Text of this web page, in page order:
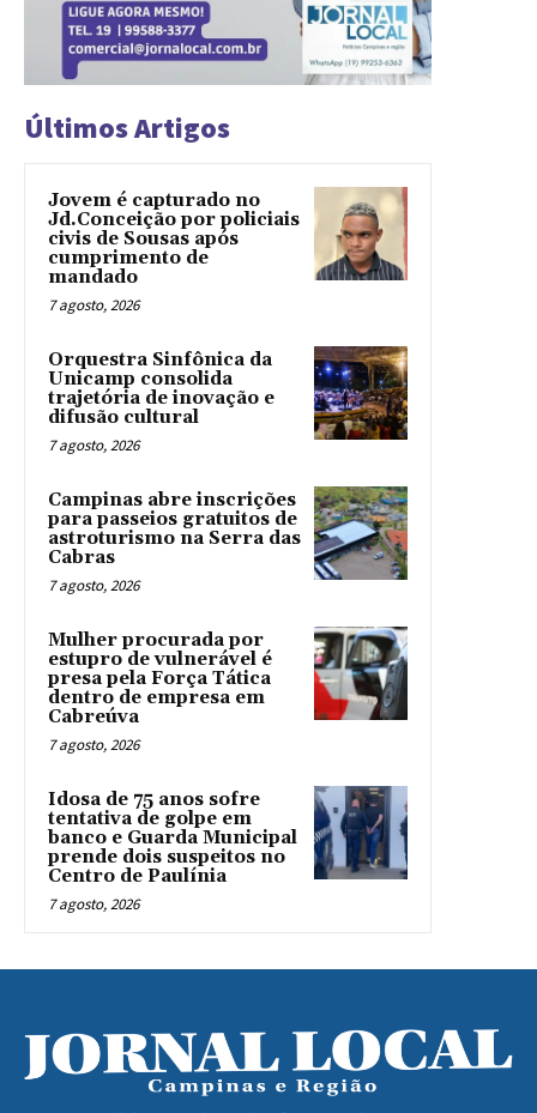
Últimos Artigos
Jovem é capturado no
Jd.Conceição por policiais
civis de Sousas após
cumprimento de
mandado
7 agosto, 2026
Orquestra Sinfônica da
Unicamp consolida
trajetória de inovação e
difusão cultural
7 agosto, 2026
Campinas abre inscrições
para passeios gratuitos de
astroturismo na Serra das
Cabras
7 agosto, 2026
Mulher procurada por
estupro de vulnerável é
presa pela Força Tática
dentro de empresa em
Cabreúva
7 agosto, 2026
Idosa de 75 anos sofre
tentativa de golpe em
banco e Guarda Municipal
prende dois suspeitos no
Centro de Paulínia
7 agosto, 2026